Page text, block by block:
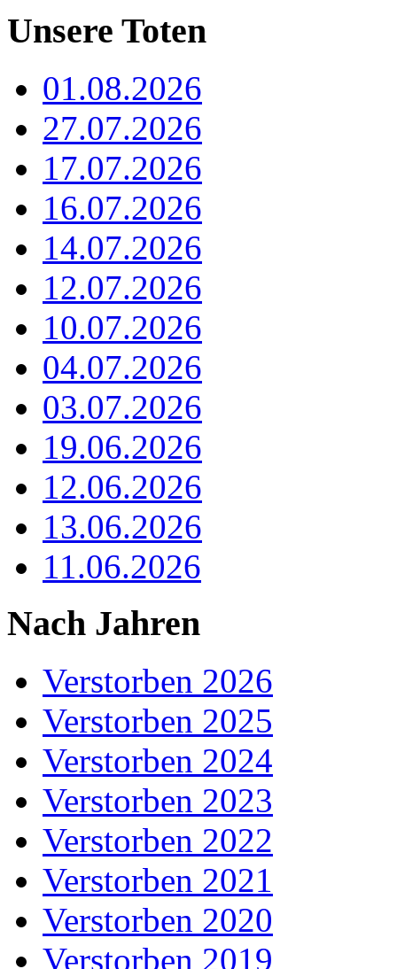
Unsere Toten
01.08.2026
27.07.2026
17.07.2026
16.07.2026
14.07.2026
12.07.2026
10.07.2026
04.07.2026
03.07.2026
19.06.2026
12.06.2026
13.06.2026
11.06.2026
Nach Jahren
Verstorben 2026
Verstorben 2025
Verstorben 2024
Verstorben 2023
Verstorben 2022
Verstorben 2021
Verstorben 2020
Verstorben 2019